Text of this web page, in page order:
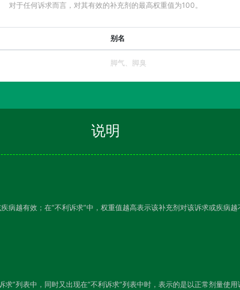
对于任何诉求而言，对其有效的补充剂的最高权重值为100。
别名
脚气、脚臭
说明
病越有效；在“不利诉求”中，权重值越高表示该补充剂对该诉求或疾病
”列表中，同时又出现在“不利诉求”列表中时，表示的是以正常剂量使